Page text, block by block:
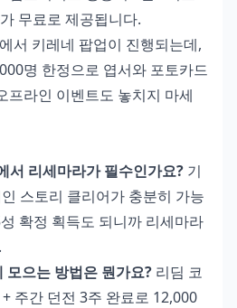
무료로 제공됩니다.
서 키레네 팝업이 진행되는데,
명 한정으로 엽서와 포토카드
프라인 이벤트도 놓치지 마세
서 리세마라가 필수인가요? 기
스토리 클리어가 충분히 가능
확정 획득도 되니까 리세마라
모으는 방법은 뭔가요? 리딤 코
주간 던전 3주 완료로 12,000